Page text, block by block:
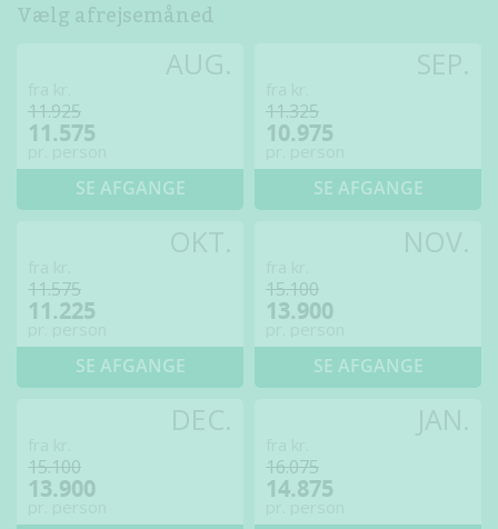
Vælg afrejsemåned
11.925
11.575
SE AFGANGE
11.325
10.975
SE AFGANGE
11.575
11.225
SE AFGANGE
15.100
13.900
SE AFGANGE
15.100
13.900
16.075
14.875